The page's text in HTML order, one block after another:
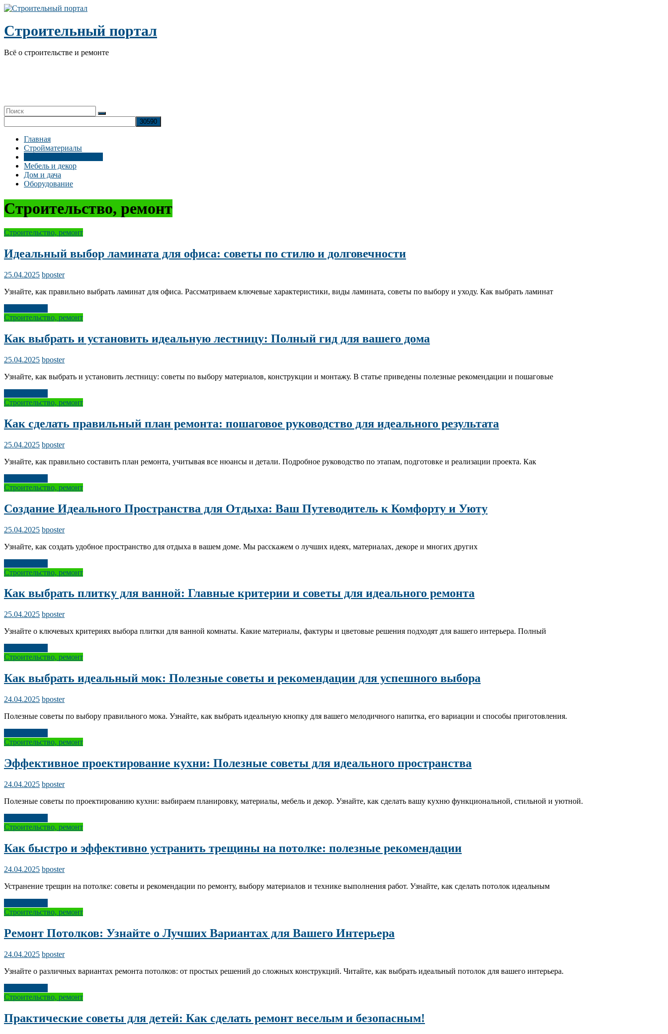
Перейти
содержимому
Строительный портал
Всё о строительстве и ремонте
Главная
Стройматериалы
Мебель и декор
Дом и дача
Оборудование
Строительство, ремонт
Строительство, ремонт
Идеальный выбор ламината для офиса: советы по стилю и долговечности
25.04.2025 bposter
Узнайте, как правильно выбрать ламинат для офиса. Рассматриваем ключевые характеристики, виды ламината, советы по выбору и уходу. Как выбрать ламинат
Строительство, ремонт
Как выбрать и установить идеальную лестницу: Полный гид для вашего дома
25.04.2025 bposter
Узнайте, как выбрать и установить лестницу: советы по выбору материалов, конструкции и монтажу. В статье приведены полезные рекомендации и пошаговые
Строительство, ремонт
Как сделать правильный план ремонта: пошаговое руководство для идеального результата
25.04.2025 bposter
Узнайте, как правильно составить план ремонта, учитывая все нюансы и детали. Подробное руководство по этапам, подготовке и реализации проекта. Как
Строительство, ремонт
Создание Идеального Пространства для Отдыха: Ваш Путеводитель к Комфорту и Уюту
25.04.2025 bposter
Узнайте, как создать удобное пространство для отдыха в вашем доме. Мы расскажем о лучших идеях, материалах, декоре и многих других
Строительство, ремонт
Как выбрать плитку для ванной: Главные критерии и советы для идеального ремонта
25.04.2025 bposter
Узнайте о ключевых критериях выбора плитки для ванной комнаты. Какие материалы, фактуры и цветовые решения подходят для вашего интерьера. Полный
Строительство, ремонт
Как выбрать идеальный мок: Полезные советы и рекомендации для успешного выбора
24.04.2025 bposter
Полезные советы по выбору правильного мока. Узнайте, как выбрать идеальную кнопку для вашего мелодичного напитка, его вариации и способы приготовления.
Строительство, ремонт
Эффективное проектирование кухни: Полезные советы для идеального пространства
24.04.2025 bposter
Полезные советы по проектированию кухни: выбираем планировку, материалы, мебель и декор. Узнайте, как сделать вашу кухню функциональной, стильной и уютной.
Строительство, ремонт
Как быстро и эффективно устранить трещины на потолке: полезные рекомендации
24.04.2025 bposter
Устранение трещин на потолке: советы и рекомендации по ремонту, выбору материалов и технике выполнения работ. Узнайте, как сделать потолок идеальным
Строительство, ремонт
Ремонт Потолков: Узнайте о Лучших Вариантах для Вашего Интерьера
24.04.2025 bposter
Узнайте о различных вариантах ремонта потолков: от простых решений до сложных конструкций. Читайте, как выбрать идеальный потолок для вашего интерьера.
Строительство, ремонт
Практические советы для детей: Как сделать ремонт веселым и безопасным!